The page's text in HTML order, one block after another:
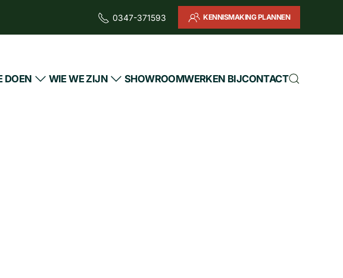
0347-371593 KENNISMAKING PLANNEN
DOEN WIE WE ZIJN SHOWROOMWERKEN BIJCONTACT